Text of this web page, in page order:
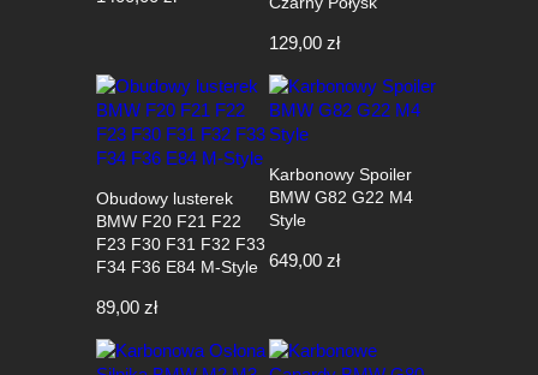
129,00 zł
Obudowy lusterek
BMW F20 F21 F22
F23 F30 F31 F32 F33
F34 F36 E84 M-Style
89,00 zł
Karbonowy Spoiler
BMW G82 G22 M4
Style
649,00 zł